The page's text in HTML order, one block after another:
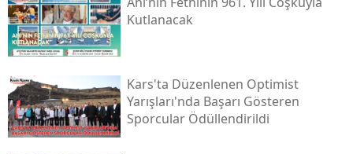
Sinop
Sivas
Kutlanacak
Kars'ta Düzenlenen Optimist
Yarışları'nda Başarı Gösteren
Sporcular Ödüllendirildi